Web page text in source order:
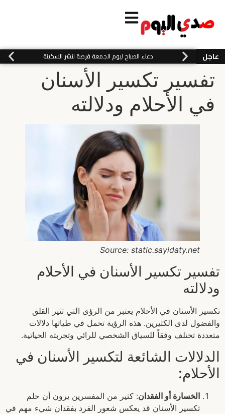
عاجل دعاء الصباح ليوم الجمعة فرصة لنشر السكينة
تفسير تكسير الأسنان
في الأحلام ودلالته
Source: static.sayidaty.net
تفسير تكسير الأسنان في الأحلام
ودلالته
تكسير الأسنان في الأحلام يعتبر من الرؤى التي تثير القلق
والفضول لدى الكثيرين. هذه الرؤية تحمل في طياتها دلالات
متعددة تختلف وفقاً للسياق الشخصي للرائي وتجربته الحياتية.
الدلالات الشائعة لتكسير الأسنان في
الأحلام:
الخسارة أو الفقدان: كثير من المفسرين يرون أن حلم
تكسير الأسنان قد يعكس شعور الفرد بفقدان شيء مهم في